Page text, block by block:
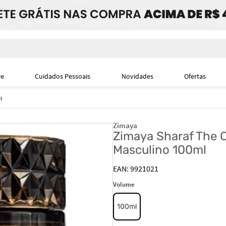
Cuidados Pessoais Novidades Ofertas
Zimaya
Zimaya Sharaf The
Masculino 100ml
9921021
Volume
100ml